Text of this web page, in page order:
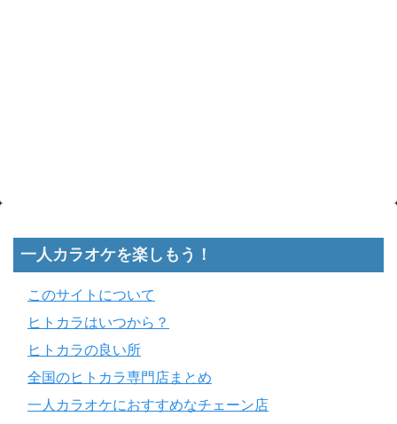
一人カラオケを楽しもう！
このサイトについて
ヒトカラはいつから？
ヒトカラの良い所
全国のヒトカラ専門店まとめ
一人カラオケにおすすめなチェーン店